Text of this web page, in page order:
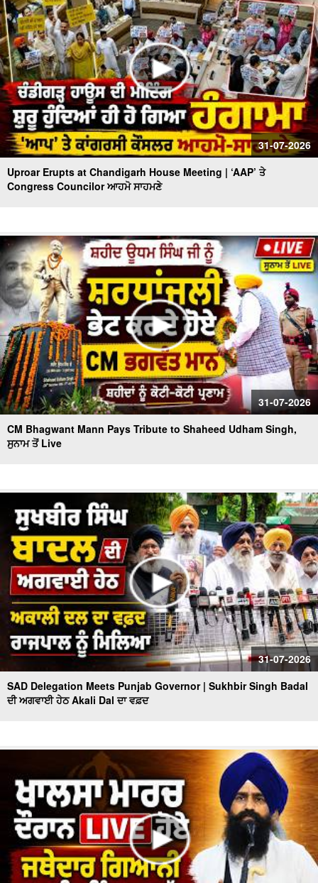
31-07-2026
Uproar Erupts at Chandigarh House Meeting | ‘AAP’ ਤੇ
Congress Councilor ਆਹਮੋ ਸਾਹਮਣੇ
31-07-2026
CM Bhagwant Mann Pays Tribute to Shaheed Udham Singh,
ਸੁਨਾਮ ਤੋਂ Live
31-07-2026
SAD Delegation Meets Punjab Governor | Sukhbir Singh Badal
ਦੀ ਅਗਵਾਈ ਹੇਠ Akali Dal ਦਾ ਵਫ਼ਦ